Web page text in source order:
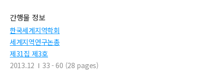
간행물 정보
한국세계지역학회
세계지역연구논총
제31집 제3호
2013.12
33 - 60 (28 pages)